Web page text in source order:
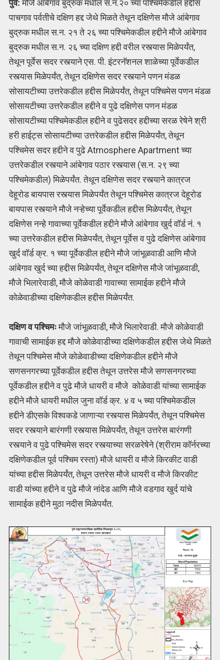
पुर्व:मौजे आंबेगाव बुद्रुक मधील स.न.२० च्या पश्चिमेकडील हद्दीस
पाचगाव पर्वतीचे दक्षिण हद्द जेथे मिळते तेथून दक्षिणेस मौजे आंबेगाव
बुद्रुक मधील स.न. २१ ते २६ च्या पश्चिमेकडील हद्दीने मौजे आंबेगाव
बुद्रुक मधील स.न. २६ च्या दक्षिण हद्दी वरील रस्त्यास मिळेपर्यंत,
तेथून पूर्वेस सदर रस्त्याने एस. पी. इंटरनॅशनल शाळेच्या पूर्वेकडील
रस्त्यास मिळेपर्यंत, तेथून दक्षिणेस सदर रस्त्याने पणन मंडळ
सोसायटीच्या उत्तरेकडील हद्दीस मिळेपर्यंत, तेथून पश्चिमेस पणन मंडळ
सोसायटीच्या उत्तरेकडील हद्दीने व पुढे दक्षिणेस पणन मंडळ
सोसायटीच्या पश्चिमेकडील हद्दीने व पुढेसदर हद्दीच्या सरळ रेषेने श्री
हरी हाईट्स सोसायटीच्या उत्तरेकडील हद्दीस मिळेपर्यंत, तेथून
पश्चिमेस सदर हद्दीने व पुढे Atmosphere Apartment च्या
उत्तरेकडील रस्त्याने आंबेगाव पठार रस्त्यास (स.न. २९ च्या
पश्चिमेकडील) मिळेपर्यंत. तेथून दक्षिणेस सदर रस्त्याने कात्रज
देहूरोड बायपास रस्त्यास मिळेपर्यंत तेथून पश्चिमेस कात्रज देहूरोड
बायपास रस्त्याने मौजे नऱ्हेच्या पूर्वेकडील हद्दीस मिळेपर्यंत, तेथून
दक्षिणेस नन्हे गावाच्या पूर्वेकडील हद्दीने मौजे आंबेगाव खुर्द वॉर्ड नं. १
च्या उत्तरेकडील हद्दीस मिळेपर्यंत, तेथून पूर्वेस व पुढे दक्षिणेस आंबेगाव
खुर्द वॉर्ड क्र. १ च्या पूर्वेकडील हद्दीने मौजे जांभूळवाडी आणि मौजे
आंबेगाव खुर्द च्या हद्दीस मिळेपर्यंत, तेथून दक्षिणेस मौजे जांभूळवाडी,
मौजे भिलारेवाडी, मौजे कोळेवाडी गावाच्या सामाईक हद्दीने मौजे
कोळेवाडीच्या दक्षिणेकडील हद्दीस मिळेपर्यंत.
दक्षिण व पश्चिमःमौजे जांभूळवाडी, मौजे भिलारेवाडी. मौजे कोळेवाडी
गावाची सामाईक हद्द मौजे कोळेवाडीच्या दक्षिणेकडील हद्दीस जेथे मिळते
तेथून पश्चिमेस मौजे कोळेवाडीच्या दक्षिणेकडील हद्दीने मौजे
सणसनगरच्या पूर्वेकडील हद्दीस तेथून उत्तरेस मौजे सणसनगरच्या
पूर्वेकडील हद्दीने व पुढे मौजे धायरी व मौजे कोळेवाडी यांच्या सामाईक
हद्दीने मौजे धायरी मधील जुना वॉर्ड क्र. ४ व ५ च्या पश्चिमेकडील
हद्दीने डीएसके विश्वकडे जाणाऱ्या रस्त्यास मिळेपर्यंत, तेथून पश्चिमेस
सदर रस्त्याने बारंगणी रस्त्यास मिळेपर्यंत, तेथून उत्तरेस बारंगणी
रस्त्याने व पुढे पश्चिमेस सदर रस्त्याच्या सरळरेषेने (श्रीराम कॉर्नरच्या
दक्षिणेकडील पूर्व पश्चिम रस्ता) मौजे धायरी व मौजे किरकीट वाडी
यांच्या हद्दीस मिळेपर्यंत, तेथून उत्तरेस मौजे धायरी व मौजे किरकीट
वाडी यांच्या हद्दीने व पुढे मौजे नांदेड आणि मौजे वडगाव खुर्द यांचे
सामाईक हद्दीने मुठा नदीस मिळेपर्यंत.